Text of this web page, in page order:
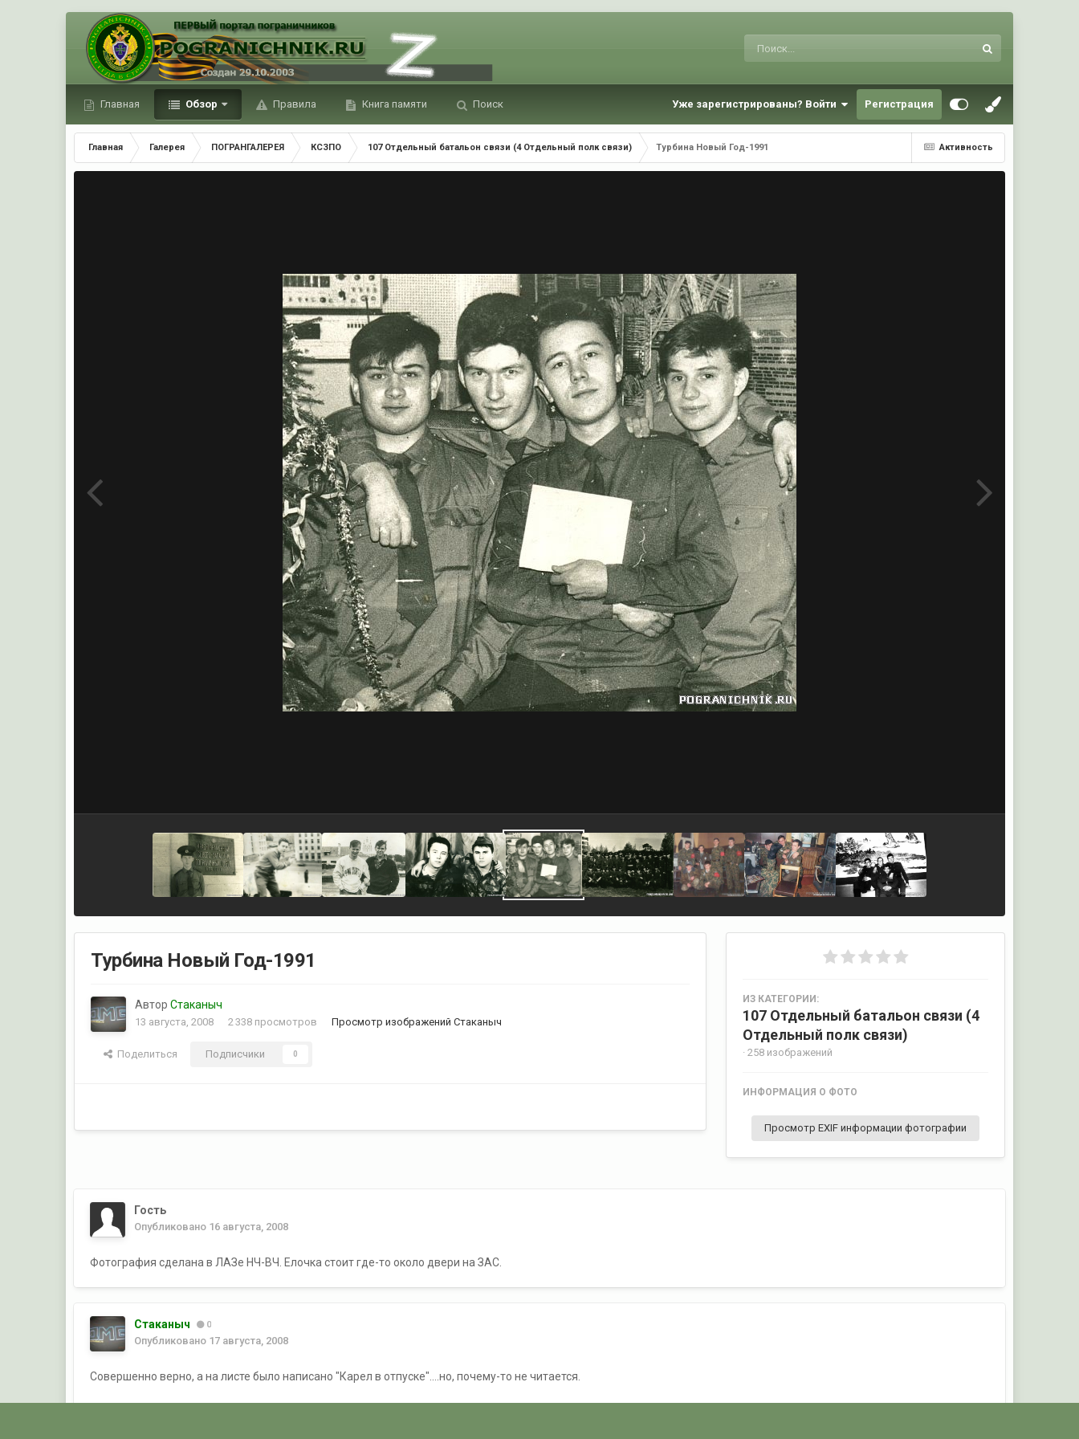
Главная Обзор Правила Книга памяти Поиск Уже зарегистрированы? Войти Регистрация
Активность
Главная Галерея ПОГРАНГАЛЕРЕЯ КСЗПО 107 Отдельный батальон связи (4 Отдельный полк связи) Турбина Новый Год-1991
Турбина Новый Год-1991
АвторСтаканыч
13 августа, 2008 2 338 просмотров Просмотр изображений Стаканыч
Поделиться Подписчики 0
ИЗ КАТЕГОРИИ:
107 Отдельный батальон связи (4
Отдельный полк связи)
· 258 изображений
ИНФОРМАЦИЯ О ФОТО
Просмотр EXIF информации фотографии
Гость
Опубликовано 16 августа, 2008
Фотография сделана в ЛАЗе НЧ-ВЧ. Елочка стоит где-то около двери на ЗАС.
Стаканыч 0
Опубликовано 17 августа, 2008
Совершенно верно, а на листе было написано "Карел в отпуске"....но, почему-то не читается.